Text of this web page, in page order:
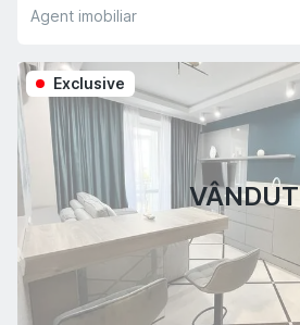
Agent imobiliar
VÂNDUT
Exclusive